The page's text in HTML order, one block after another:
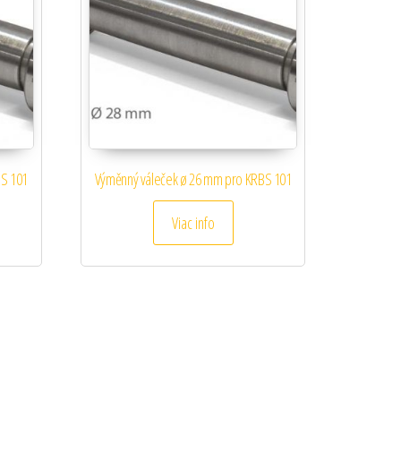
101 Výměnný váleček ø 26 mm pro KRBS 101
Viac info